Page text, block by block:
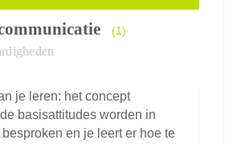
(1)
je leren: het concept
basisattitudes worden in
en je leert er hoe te